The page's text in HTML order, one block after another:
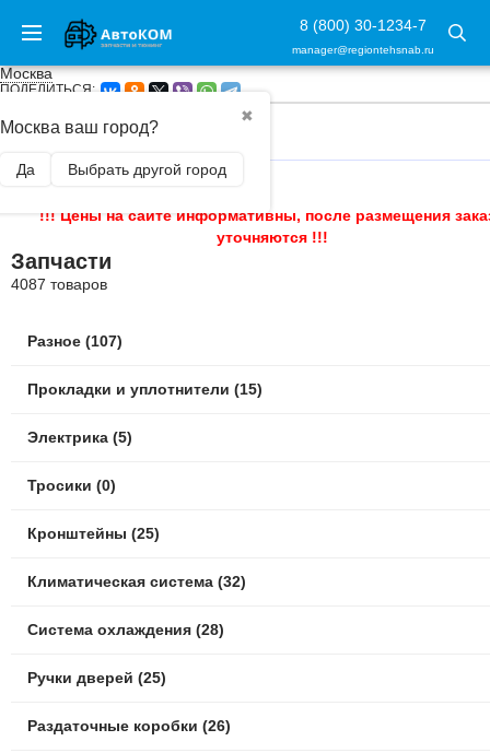
8 (800) 30-1234-7
manager@regiontehsnab.ru
Москва
✖
Москва ваш город?
Да Выбрать другой город
ПОДЕЛИТЬСЯ:
ГЛАВНАЯ / ЗАПЧАСТИ
!!! Цены на сайте информативны, после размещения
уточняются !!!
Запчасти
4087 товаров
Разное (107)
Прокладки и уплотнители (15)
Электрика (5)
Тросики (0)
Кронштейны (25)
Климатическая система (32)
Система охлаждения (28)
Ручки дверей (25)
Раздаточные коробки (26)